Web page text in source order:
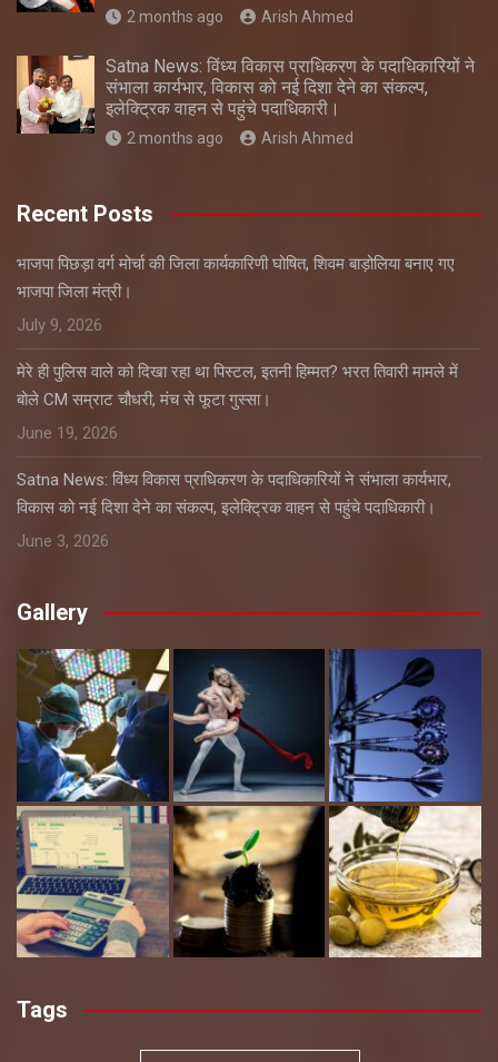
2 months ago Arish Ahmed
Satna News: विंध्य विकास प्राधिकरण के पदाधिकारियों ने
संभाला कार्यभार, विकास को नई दिशा देने का संकल्प,
इलेक्ट्रिक वाहन से पहुंचे पदाधिकारी।
2 months ago Arish Ahmed
Recent Posts
भाजपा पिछड़ा वर्ग मोर्चा की जिला कार्यकारिणी घोषित, शिवम बाड़ोलिया बनाए गए
भाजपा जिला मंत्री।
July 9, 2026
मेरे ही पुलिस वाले को दिखा रहा था पिस्टल, इतनी हिम्मत? भरत तिवारी मामले में
बोले CM सम्राट चौधरी, मंच से फूटा गुस्सा।
June 19, 2026
Satna News: विंध्य विकास प्राधिकरण के पदाधिकारियों ने संभाला कार्यभार,
विकास को नई दिशा देने का संकल्प, इलेक्ट्रिक वाहन से पहुंचे पदाधिकारी।
June 3, 2026
Gallery
Tags